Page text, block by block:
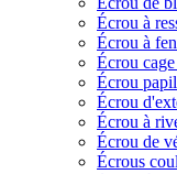
Écrou à
Écrou à
Écrou
Écrou
Écrou
Écrou à
Écrou de
Écrous